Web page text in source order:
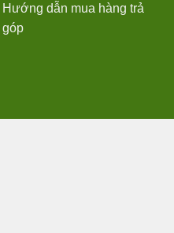
Hướng dẫn mua hàng trả
góp